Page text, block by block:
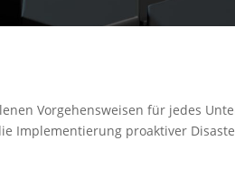
Vorgehensweisen für jedes
Implementierung proaktiver